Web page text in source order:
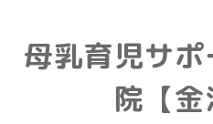
母乳育児サ
院【金